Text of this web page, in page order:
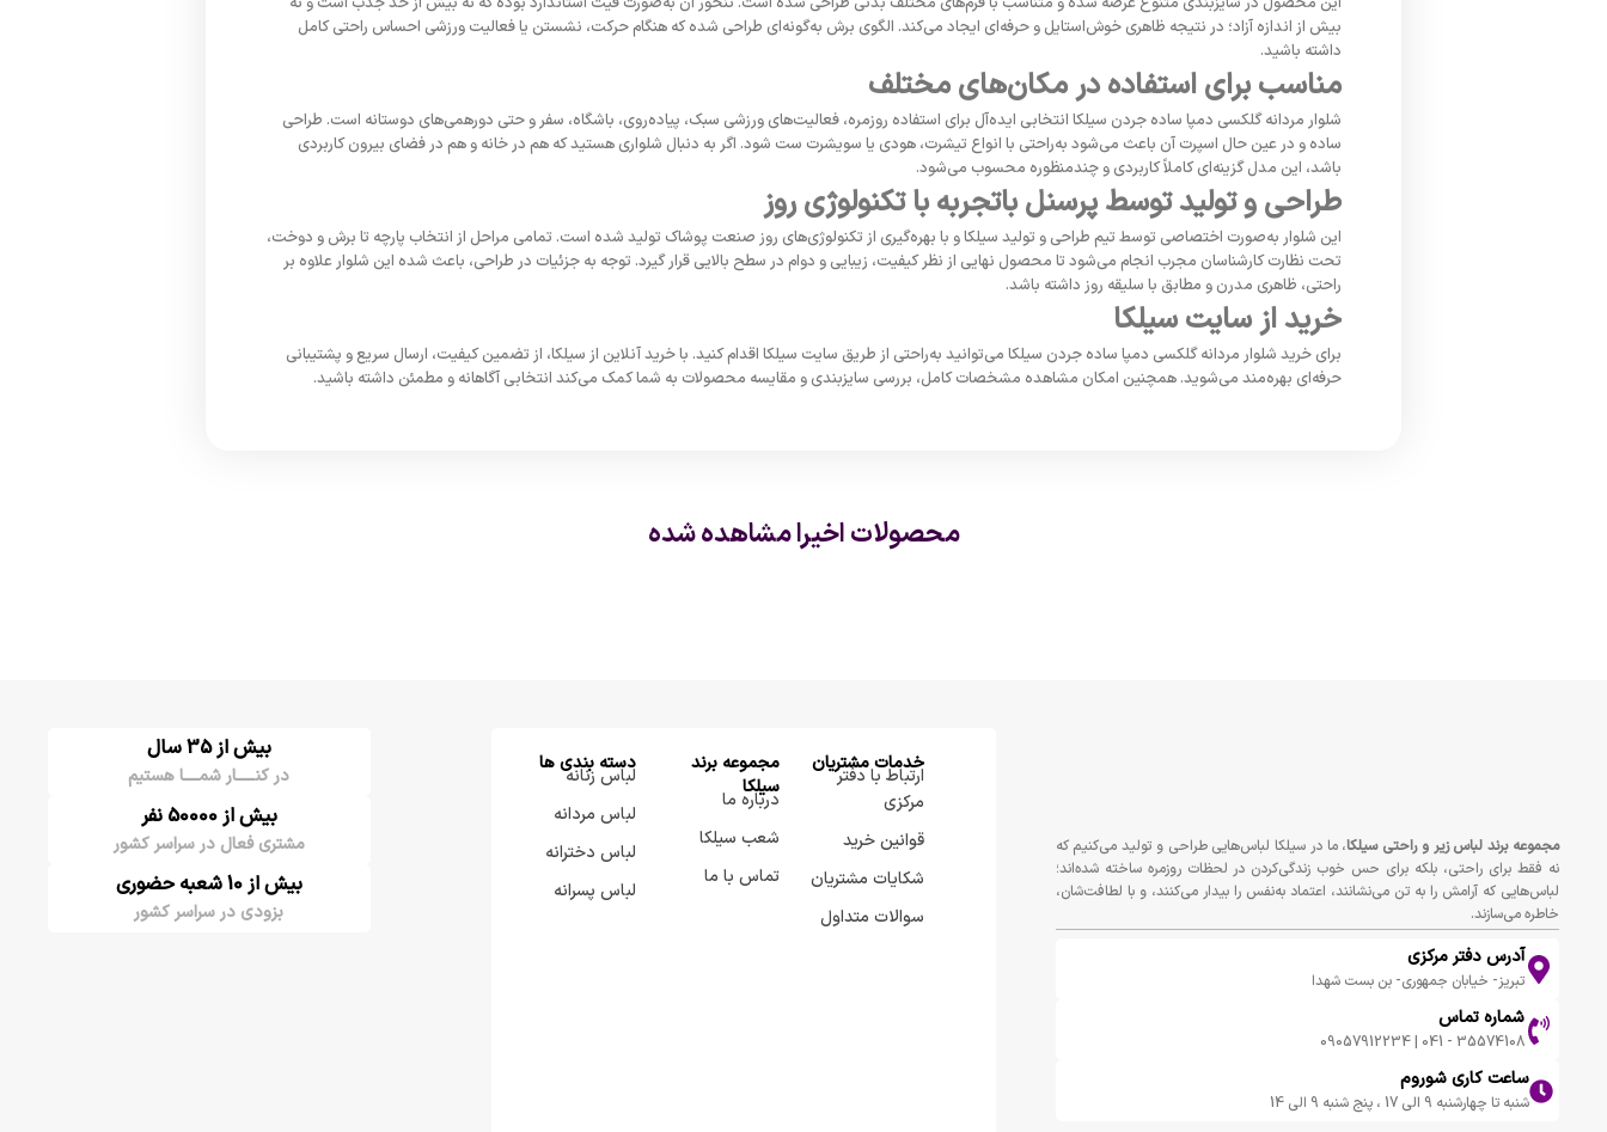
بیش از اندازه آزاد؛ در نتیجه ظاهری خوش‌استایل و حرفه‌ای ایجاد می‌کند. الگوی برش به‌گونه‌ای طراحی شده که هنگام حرکت، نشستن یا فعالیت ورزشی احساس راحتی کامل
داشته باشید.
مناسب برای استفاده در مکان‌های مختلف
شلوار مردانه گلکسی دمپا ساده جردن سیلکا انتخابی ایده‌آل برای استفاده روزمره، فعالیت‌های ورزشی سبک، پیاده‌روی، باشگاه، سفر و حتی دورهمی‌های دوستانه است. طراحی
ساده و در عین حال اسپرت آن باعث می‌شود به‌راحتی با انواع تیشرت، هودی یا سویشرت ست شود. اگر به دنبال شلواری هستید که هم در خانه و هم در فضای بیرون کاربردی
باشد، این مدل گزینه‌ای کاملاً کاربردی و چندمنظوره محسوب می‌شود.
طراحی و تولید توسط پرسنل باتجربه با تکنولوژی روز
این شلوار به‌صورت اختصاصی توسط تیم طراحی و تولید سیلکا و با بهره‌گیری از تکنولوژی‌های روز صنعت پوشاک تولید شده است. تمامی مراحل از انتخاب پارچه تا برش و دوخت،
تحت نظارت کارشناسان مجرب انجام می‌شود تا محصول نهایی از نظر کیفیت، زیبایی و دوام در سطح بالایی قرار گیرد. توجه به جزئیات در طراحی، باعث شده این شلوار علاوه بر
راحتی، ظاهری مدرن و مطابق با سلیقه روز داشته باشد.
خرید از سایت سیلکا
برای خرید شلوار مردانه گلکسی دمپا ساده جردن سیلکا می‌توانید به‌راحتی از طریق سایت سیلکا اقدام کنید. با خرید آنلاین از سیلکا، از تضمین کیفیت، ارسال سریع و پشتیبانی
حرفه‌ای بهره‌مند می‌شوید. همچنین امکان مشاهده مشخصات کامل، بررسی سایزبندی و مقایسه محصولات به شما کمک می‌کند انتخابی آگاهانه و مطمئن داشته باشید.
محصولات اخیرا مشاهده شده
مجموعه برند لباس زير و راحتى سيلكا، ما در سیلکا لباس‌هایی طراحی و تولید می‌کنیم که
نه فقط برای راحتی، بلکه برای حس خوب زندگی‌کردن در لحظات روزمره ساخته شده‌اند؛
لباس‌هایی که آرامش را به تن می‌نشانند، اعتماد به‌نفس را بیدار می‌کنند، و با لطافت‌شان،
خاطره می‌سازند.
آدرس دفتر مرکزی
تبریز- خیابان جمهوری- بن بست شهدا
شماره تماس
35574108 - 041 | 09057912234
ساعت کاری شوروم
شنبه تا چهارشنبه 9 الی 17 ، پنج شنبه 9 الی 14
خدمات مشتریان
ارتباط با دفتر
مرکزی
قوانین خرید
شکایات مشتریان
سوالات متداول
مجموعه برند
سيلكا
درباره ما
شعب سیلکا
تماس با ما
دسته بندی ها
لباس زنانه
لباس مردانه
لباس دخترانه
لباس پسرانه
بیش از 35 سال
در کنـــــار شمــــا هستیم
بیش از 50000 نفر
مشتری فعال در سراسر کشور
بیش از 10 شعبه حضوری
بزودی در سراسر کشور